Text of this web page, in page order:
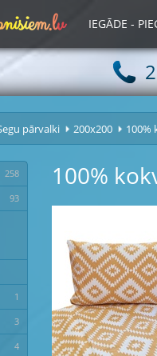
nisiem.lv IEGĀDE -
pārvalki 200x200 100%
258
93
1
3
4
100%